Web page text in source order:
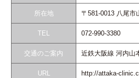
所在地 〒581-0013 八尾市
TEL 072-990-3380
交通のご案内 近鉄大阪線 河内山
URL http://attaka-